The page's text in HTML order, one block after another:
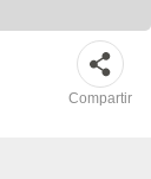
Compartir